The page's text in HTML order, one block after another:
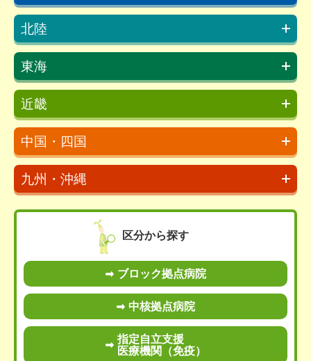
北陸
東海
近畿
中国・四国
九州・沖縄
区分から探す
ブロック拠点病院
中核拠点病院
指定自立支援
医療機関（免疫）